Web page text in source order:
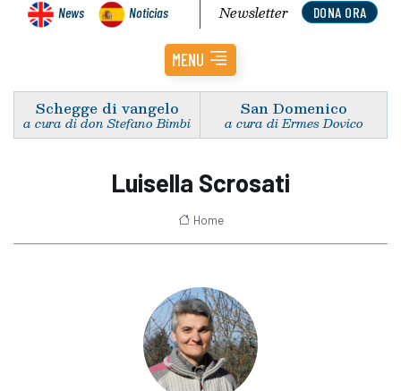
News Noticias DONA ORA
Newsletter
MENU
Schegge di vangelo
a cura di don Stefano Bimbi
San Domenico
a cura di Ermes Dovico
Luisella Scrosati
Home